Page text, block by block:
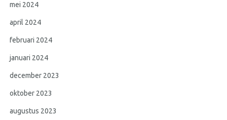
mei 2024
april 2024
februari 2024
januari 2024
december 2023
oktober 2023
augustus 2023